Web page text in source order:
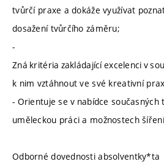
tvůrčí praxe a dokáže využívat
dosažení tvůrčího záměru;
-
Zná kritéria zakládající excelenci v
k nim vztáhnout ve své kreativní
- Orientuje se v nabídce současných
uměleckou práci a možnostech
Odborné dovednosti absolventky*ta